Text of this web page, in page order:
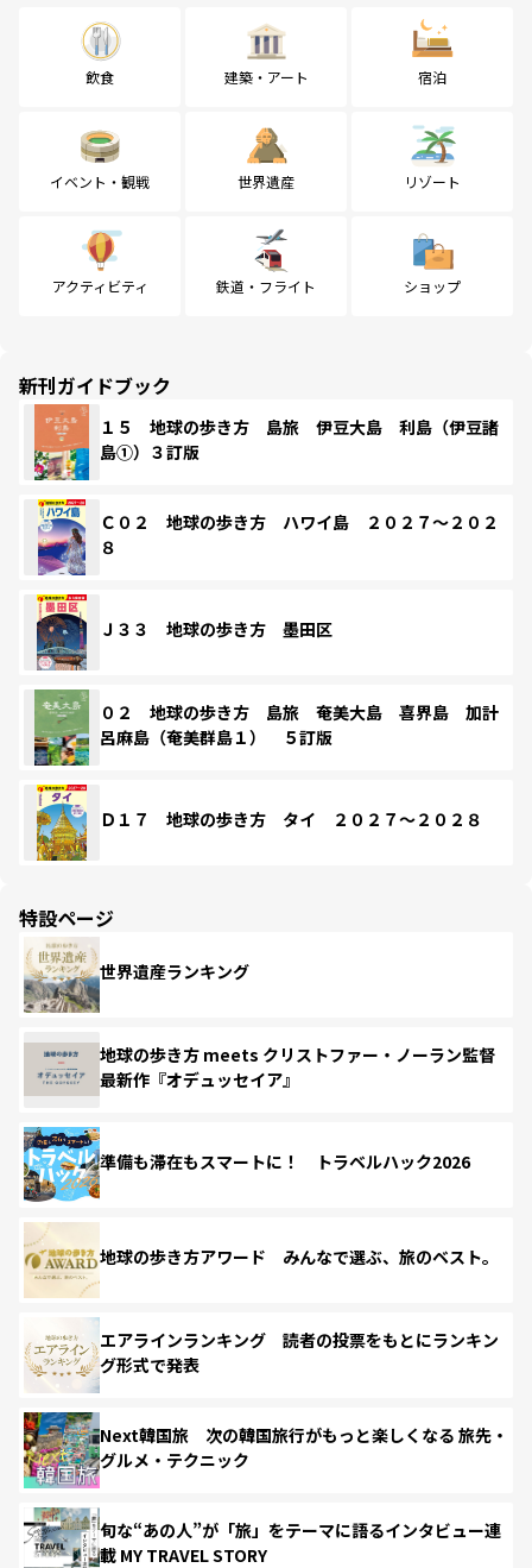
飲食 建築・アート 宿泊
イベント・観戦 世界遺産 リゾート
アクティビティ 鉄道・フライト ショップ
新刊ガイドブック
１５ 地球の歩き方 島旅 伊豆大島 利島（伊豆諸
島①）３訂版
Ｃ０２ 地球の歩き方 ハワイ島 ２０２７～２０２
８
Ｊ３３ 地球の歩き方 墨田区
０２ 地球の歩き方 島旅 奄美大島 喜界島 加計
呂麻島（奄美群島１） ５訂版
Ｄ１７ 地球の歩き方 タイ ２０２７～２０２８
特設ページ
世界遺産ランキング
地球の歩き方 meets クリストファー・ノーラン監督
最新作『オデュッセイア』
準備も滞在もスマートに！ トラベルハック2026
地球の歩き方アワード みんなで選ぶ、旅のベスト。
エアラインランキング 読者の投票をもとにランキン
グ形式で発表
Next韓国旅 次の韓国旅行がもっと楽しくなる 旅先・
グルメ・テクニック
旬な“あの人”が「旅」をテーマに語るインタビュー連
載 MY TRAVEL STORY